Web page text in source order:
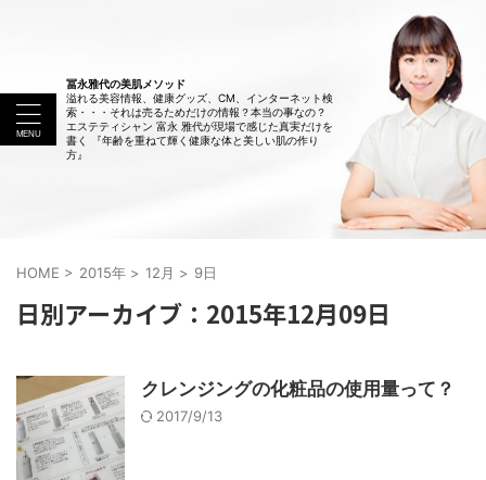
冨永雅代の美肌メソッド
溢れる美容情報、健康グッズ、CM、インターネット検
索・・・それは売るためだけの情報？本当の事なの？
エステティシャン 富永 雅代が現場で感じた真実だけを
書く 『年齢を重ねて輝く健康な体と美しい肌の作り
方』
HOME > 2015年 > 12月 > 9日
日別アーカイブ：2015年12月09日
クレンジングの化粧品の使用量って？
2017/9/13